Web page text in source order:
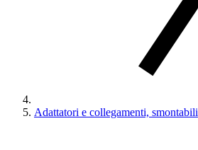
Adattatori e collegamenti, smontabili